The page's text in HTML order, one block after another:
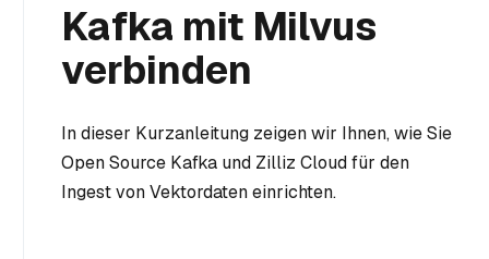
Kafka mit Milvus
verbinden
In dieser Kurzanleitung zeigen wir Ihnen, wie Sie
Open Source Kafka und Zilliz Cloud für den
Ingest von Vektordaten einrichten.